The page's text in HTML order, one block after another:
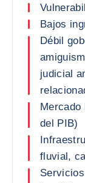
Bajos
Débil
judicial
Mercado
del PIB)
fluvial,